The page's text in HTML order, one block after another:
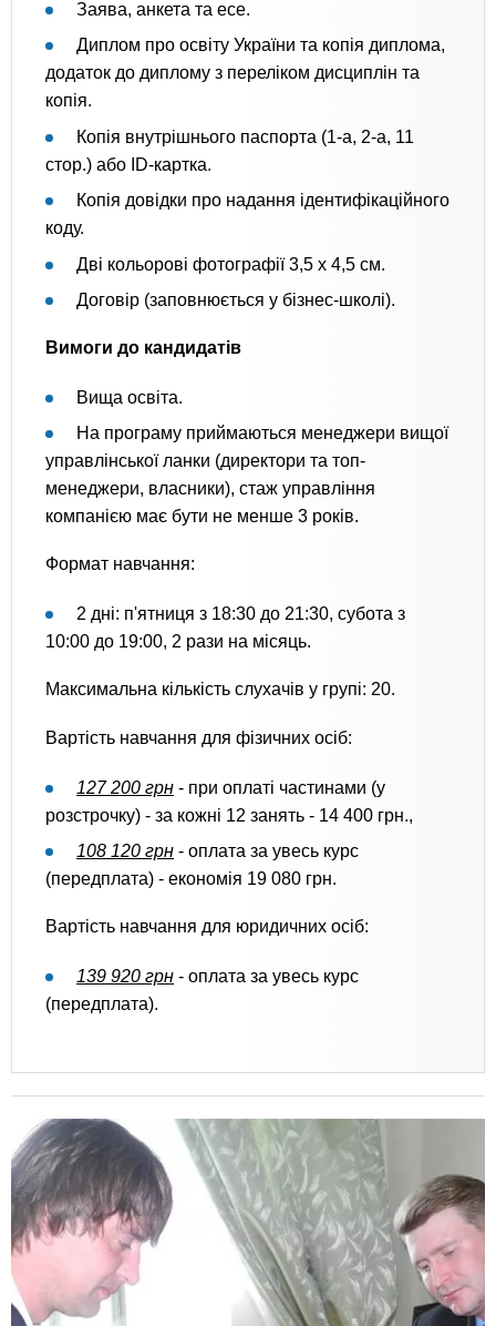
Заява, анкета та есе.
Диплом про освіту України та копія диплома,
додаток до диплому з переліком дисциплін та
копія.
Копія внутрішнього паспорта (1-а, 2-а, 11
стор.) або ID-картка.
Копія довідки про надання ідентифікаційного
коду.
Дві кольорові фотографії 3,5 х 4,5 см.
Договір (заповнюється у бізнес-школі).
Вимоги до кандидатів
Вища освіта.
На програму приймаються менеджери вищої
управлінської ланки (директори та топ-
менеджери, власники), стаж управління
компанією має бути не менше 3 років.
Формат навчання:
2 дні: п'ятниця з 18:30 до 21:30, субота з
10:00 до 19:00, 2 рази на місяць.
Максимальна кількість слухачів у групі: 20.
Вартість навчання для фізичних осіб:
127 200 грн - при оплаті частинами (у
розстрочку) - за кожні 12 занять - 14 400 грн.,
108 120 грн - оплата за увесь курс
(передплата) - економія 19 080 грн.
Вартість навчання для юридичних осіб:
139 920 грн - оплата за увесь курс
(передплата).